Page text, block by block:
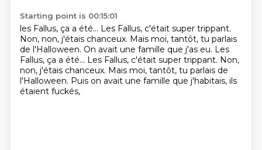
Starting point is 00:15:01
les Fallus, ça a été... Les Fallus, c'était super trippant.
Non, non, j'étais chanceux. Mais moi, tantôt, tu parlais
de l'Halloween. On avait une famille que j'as eu. Les
Fallus, ça a été... Les Fallus, c'était super trippant. Non,
non, j'étais chanceux. Mais moi, tantôt, tu parlais de
l'Halloween. Puis on avait une famille que j'habitais, ils
étaient fuckés,